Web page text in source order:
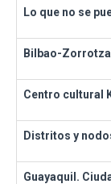
Lo que no se
Bilbao-
Centro cultural
Distritos y
Guayaquil.